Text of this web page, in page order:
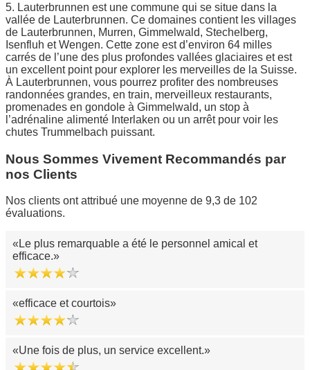
5. Lauterbrunnen est une commune qui se situe dans la
vallée de Lauterbrunnen. Ce domaines contient les villages
de Lauterbrunnen, Murren, Gimmelwald, Stechelberg,
Isenfluh et Wengen. Cette zone est d’environ 64 milles
carrés de l’une des plus profondes vallées glaciaires et est
un excellent point pour explorer les merveilles de la Suisse.
À Lauterbrunnen, vous pourrez profiter des nombreuses
randonnées grandes, en train, merveilleux restaurants,
promenades en gondole à Gimmelwald, un stop à
l’adrénaline alimenté Interlaken ou un arrêt pour voir les
chutes Trummelbach puissant.
Nous Sommes Vivement Recommandés par
nos Clients
Nos clients ont attribué une moyenne de 9,3 de 102
évaluations.
Le plus remarquable a été le personnel amical et
efficace.
efficace et courtois
Une fois de plus, un service excellent.